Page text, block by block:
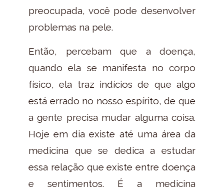
preocupada, você pode desenvolver
problemas na pele.
Então, percebam que a doença,
quando ela se manifesta no corpo
físico, ela traz indícios de que algo
está errado no nosso espírito, de que
a gente precisa mudar alguma coisa.
Hoje em dia existe até uma área da
medicina que se dedica a estudar
essa relação que existe entre doença
e sentimentos. É a medicina